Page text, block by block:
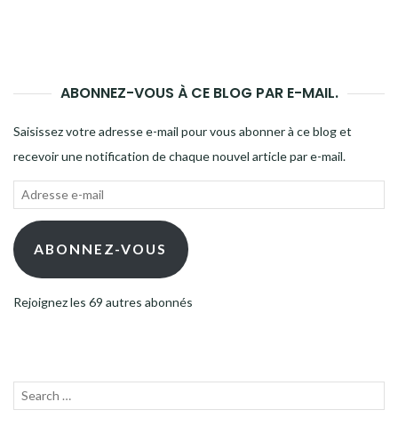
ABONNEZ-VOUS À CE BLOG PAR E-MAIL.
Saisissez votre adresse e-mail pour vous abonner à ce blog et
recevoir une notification de chaque nouvel article par e-mail.
Adresse
mail ABONNEZ-VOUS
Rejoignez les 69 autres abonnés
Recherche